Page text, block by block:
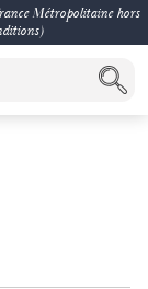
Métropolitaine hors